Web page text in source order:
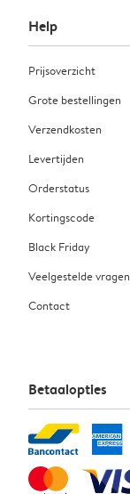
Help
Prijsoverzicht
Grote bestellingen
Verzendkosten
Levertijden
Orderstatus
Kortingscode
Black Friday
Veelgestelde vragen
Contact
Betaalopties